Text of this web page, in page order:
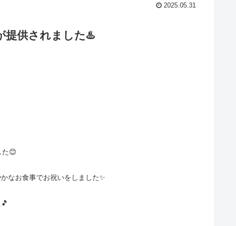
2025.05.31
提供されました♨️
た😊
なお食事でお祝いをしました✨